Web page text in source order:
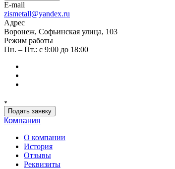
E-mail
zismetall@yandex.ru
Адрес
Воронеж, Софьинская улица, 103
Режим работы
Пн. – Пт.: с 9:00 до 18:00
Подать заявку
Компания
О компании
История
Отзывы
Реквизиты